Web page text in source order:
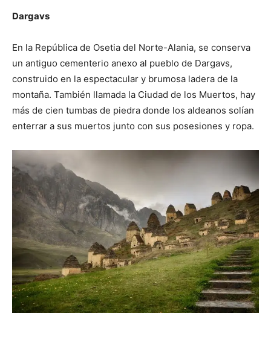
Dargavs
En la República de Osetia del Norte-Alania, se conserva
un antiguo cementerio anexo al pueblo de Dargavs,
construido en la espectacular y brumosa ladera de la
montaña. También llamada la Ciudad de los Muertos, hay
más de cien tumbas de piedra donde los aldeanos solían
enterrar a sus muertos junto con sus posesiones y ropa.